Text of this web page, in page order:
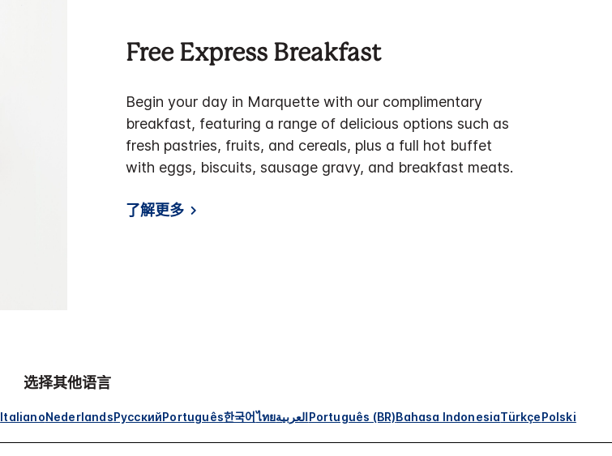
Free Express Breakfast
Begin your day in Marquette with our complimentary
breakfast, featuring a range of delicious options such as
fresh pastries, fruits, and cereals, plus a full hot buffet
with eggs, biscuits, sausage gravy, and breakfast meats.
了解更多
选择其他语言
ItalianoNederlandsРусскийPortuguês한국어ไทยالعربيةPortuguês (BR)Bahasa IndonesiaTürkçePolski